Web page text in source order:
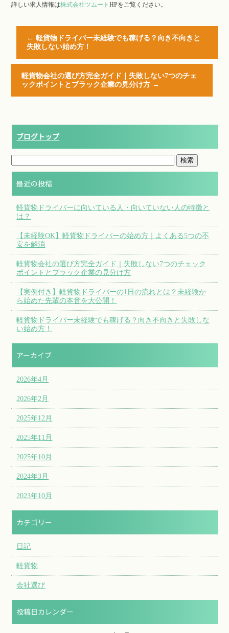
詳しい求人情報は株式会社ツムートHPをご覧ください。
← 軽貨物ドライバー未経験でも稼げる？向き不向きと
失敗しない始め方！
軽貨物会社の選び方完全ガイド｜失敗しない7つのチェ
ックポイントとブラック企業の見分け方 →
ブログトップ
最近の投稿
軽貨物ドライバーに向いている人・向いていない人の特徴と
は？
【未経験OK】軽貨物ドライバーの始め方｜よくある5つの不
安を解消
軽貨物会社の選び方完全ガイド｜失敗しない7つのチェック
ポイントとブラック企業の見分け方
【実例付き】軽貨物ドライバーの1日の流れとは？未経験か
ら始めた先輩の本音を大公開！
軽貨物ドライバー未経験でも稼げる？向き不向きと失敗しな
い始め方！
アーカイブ
2026年4月
2026年2月
2025年12月
2025年11月
2025年10月
2024年3月
2023年10月
カテゴリー
日記
軽貨物
会社選び
投稿日カレンダー